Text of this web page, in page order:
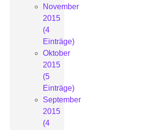
November
2015
(4
Einträge)
Oktober
2015
(5
Einträge)
September
2015
(4